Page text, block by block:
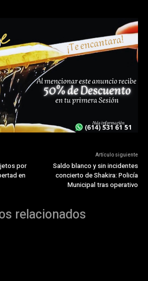
por
en
Artículo siguiente
Saldo blanco y sin incidentes
concierto de Shakira: Policía
Municipal tras operativo
relacionados